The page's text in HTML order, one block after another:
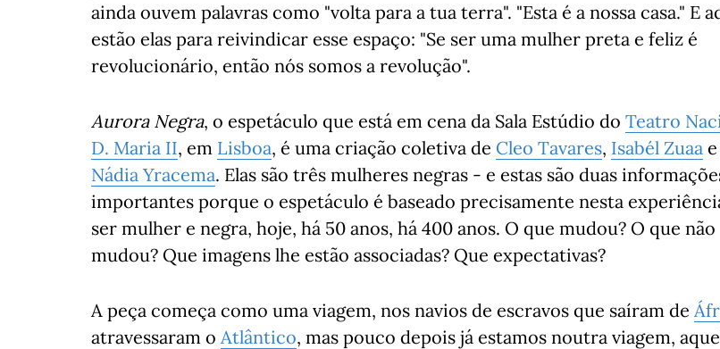
ainda ouvem palavras como "volta para a tua terra". "Esta é a nossa casa." E
estão elas para reivindicar esse espaço: "Se ser uma mulher preta e feliz é
revolucionário, então nós somos a revolução".
Aurora Negra, o espetáculo que está em cena da Sala Estúdio do Teatro
D. Maria II, em Lisboa, é uma criação coletiva de Cleo Tavares, Isabél Zuaa e
Nádia Yracema. Elas são três mulheres negras - e estas são duas
importantes porque o espetáculo é baseado precisamente nesta
ser mulher e negra, hoje, há 50 anos, há 400 anos. O que mudou? O que não
mudou? Que imagens lhe estão associadas? Que expectativas?
A peça começa como uma viagem, nos navios de escravos que saíram de
atravessaram o Atlântico, mas pouco depois já estamos noutra viagem,